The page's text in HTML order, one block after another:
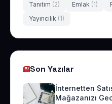
Tanıtım (2) Emlak (1)
Yayıncılık (1)
Son Yazılar
İnternetten
Mağazanızı